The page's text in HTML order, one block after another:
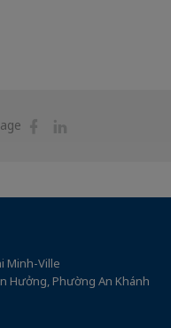
Partager
Minh-Ville
Hưởng, Phường An Khánh